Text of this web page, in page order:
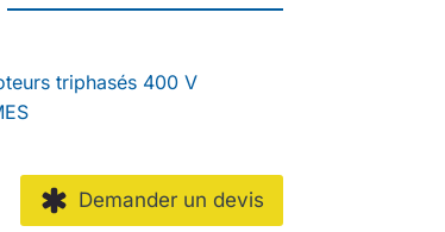
triphasés 400 V
Demander un devis